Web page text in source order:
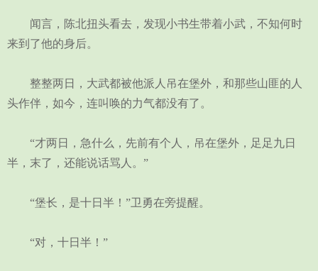
闻言，陈北扭头看去，发现小书生带着小武，不知何时
来到了他的身后。
整整两日，大武都被他派人吊在堡外，和那些山匪的人
头作伴，如今，连叫唤的力气都没有了。
“才两日，急什么，先前有个人，吊在堡外，足足九日
半，末了，还能说话骂人。”
“堡长，是十日半！”卫勇在旁提醒。
“对，十日半！”